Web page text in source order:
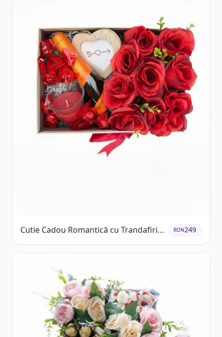
Cutie Cadou Romantică cu Trandafiri
Șampanie și Lumânare
RON249